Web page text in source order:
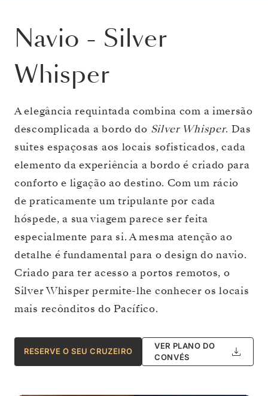
Navio - Silver
Whisper
A elegância requintada combina com a imersão
descomplicada a bordo do Silver Whisper. Das
suites espaçosas aos locais sofisticados, cada
elemento da experiência a bordo é criado para
conforto e ligação ao destino. Com um rácio
de praticamente um tripulante por cada
hóspede, a sua viagem parece ser feita
especialmente para si. A mesma atenção ao
detalhe é fundamental para o design do navio.
Criado para ter acesso a portos remotos, o
Silver Whisper permite-lhe conhecer os locais
mais recônditos do Pacífico.
RESERVE O SEU CRUZEIRO
VER PLANO DO
CONVÉS